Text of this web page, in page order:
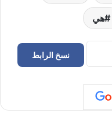
هي
نسخ الرابط